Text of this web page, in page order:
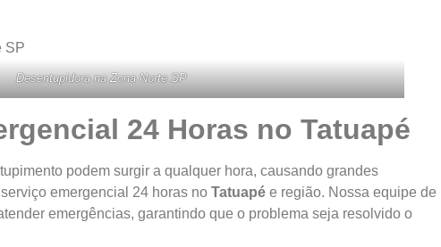
Desentupidora na Zona Norte SP
24 Horas no Tatuapé
podem surgir a qualquer hora, causando grandes
emergencial 24 horas no Tatuapé e região. Nossa equipe de
emergências, garantindo que o problema seja resolvido o